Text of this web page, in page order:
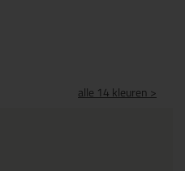
alle 14 kleuren >